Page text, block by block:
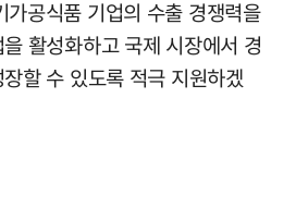
공식품 기업의 수출 경쟁력을
활성화하고 국제 시장에서 경
할 수 있도록 적극 지원하겠